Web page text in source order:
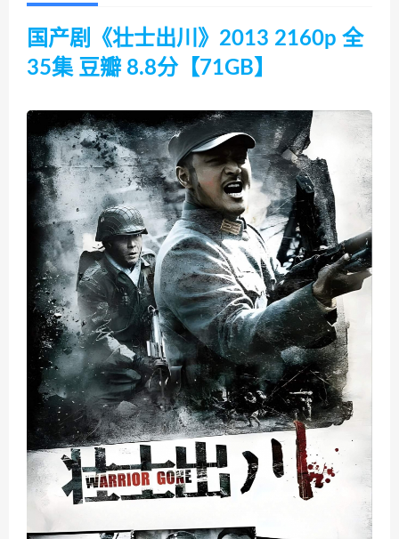
国产剧《壮士出川》2013 2160p 全
35集 豆瓣 8.8分【71GB】